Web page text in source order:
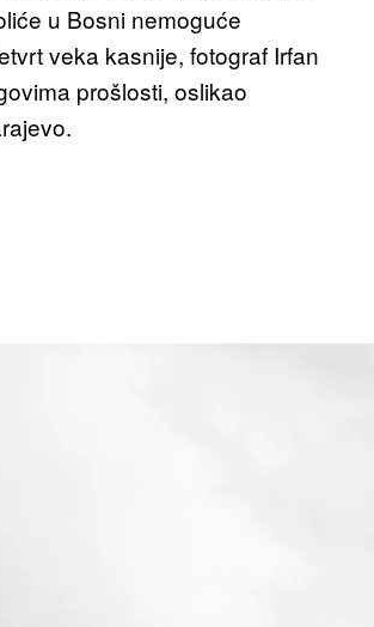
u Bosni nemoguće
veka kasnije, fotograf Irfan
prošlosti, oslikao